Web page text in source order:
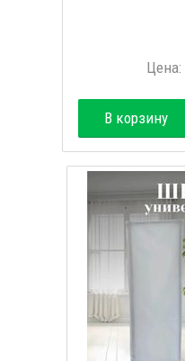
Цена:
В корзину